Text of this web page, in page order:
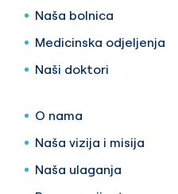
Naša bolnica
Medicinska odjeljenja
Naši doktori
O nama
Naša vizija i misija
Naša ulaganja